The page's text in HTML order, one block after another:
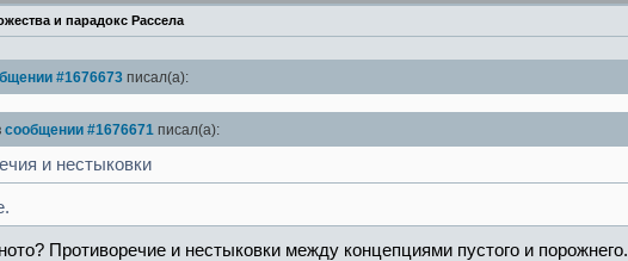
и парадокс Рассела
#1676673 писал(а):
сообщении #1676671 писал(а):
и нестыковки
Противоречие и нестыковки между концепциями пустого и порожнего.